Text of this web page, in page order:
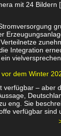
mit 24 Bildern
Integration
dem Winter
– aber
eng. Sie
verfügbar